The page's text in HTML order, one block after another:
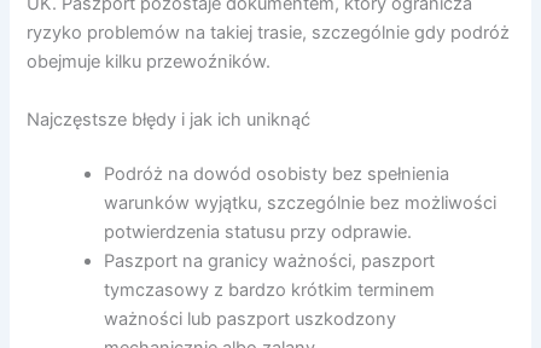
ryzyko problemów na takiej trasie, szczególnie gdy podróż
obejmuje kilku przewoźników.
Najczęstsze błędy i jak ich uniknąć
Podróż na dowód osobisty bez spełnienia
warunków wyjątku, szczególnie bez możliwości
potwierdzenia statusu przy odprawie.
Paszport na granicy ważności, paszport
tymczasowy z bardzo krótkim terminem
ważności lub paszport uszkodzony